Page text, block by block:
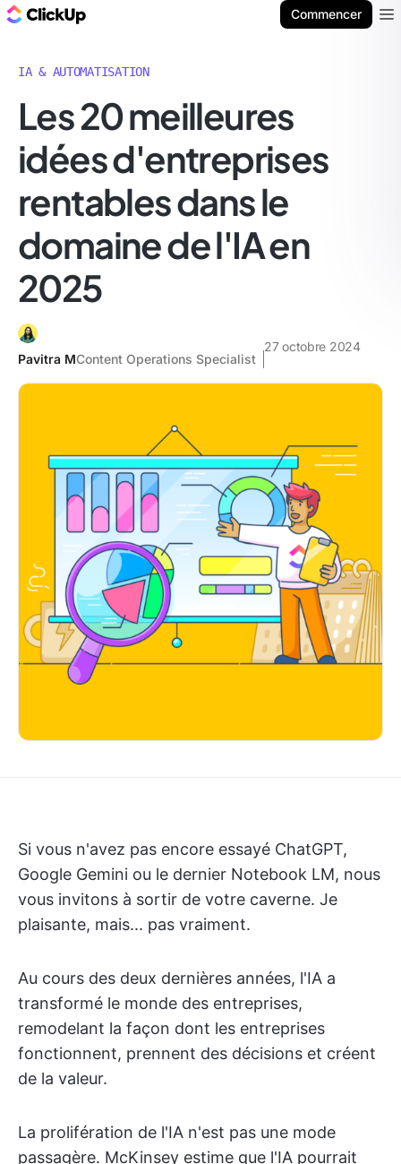
Commencer
IA & AUTOMATISATION
Les 20 meilleures
idées d'entreprises
rentables dans le
domaine de l'IA en
2025
Pavitra MContent Operations Specialist
27 octobre 2024
Si vous n'avez pas encore essayé ChatGPT,
Google Gemini ou le dernier Notebook LM, nous
vous invitons à sortir de votre caverne. Je
plaisante, mais... pas vraiment.
Au cours des deux dernières années, l'IA a
transformé le monde des entreprises,
remodelant la façon dont les entreprises
fonctionnent, prennent des décisions et créent
de la valeur.
La prolifération de l'IA n'est pas une mode
passagère. McKinsey estime que l'IA pourrait